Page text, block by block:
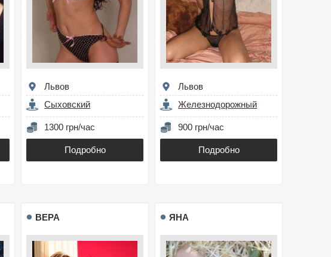
Львов
Сыховский
1300 грн/час
Подробно
Львов
Железнодорожный
900 грн/час
Подробно
ВЕРА ЯНА